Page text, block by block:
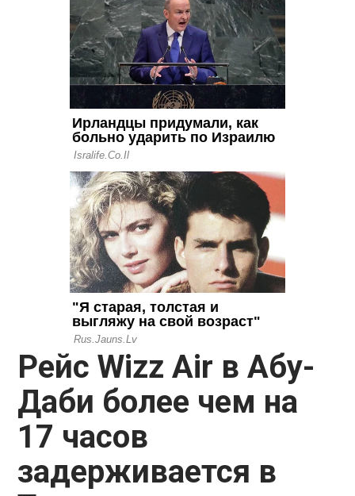
Рейс Wizz Air в Абу-
Даби более чем на
17 часов
задерживается в